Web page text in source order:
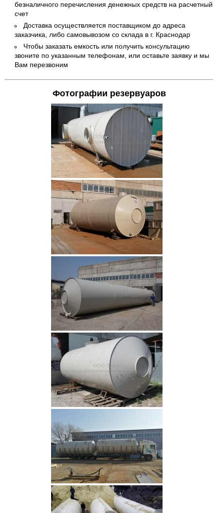
безналичного перечисления денежных средств на расчетный
счет
Доставка осуществляется поставщиком до адреса
заказчика, либо самовывозом со склада в г. Краснодар
Чтобы заказать емкость или получить консультацию
звоните по указанным телефонам, или оставьте заявку и мы
Вам перезвоним
Фотографии резервуаров